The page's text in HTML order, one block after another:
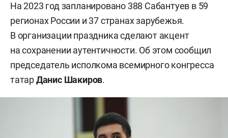
На 2023 год запланировано 388 Сабантуев в 59
регионах России и 37 странах зарубежья.
В организации праздника сделают акцент
на сохранении аутентичности. Об этом сообщил
председатель исполкома всемирного конгресса
татарДанис Шакиров.